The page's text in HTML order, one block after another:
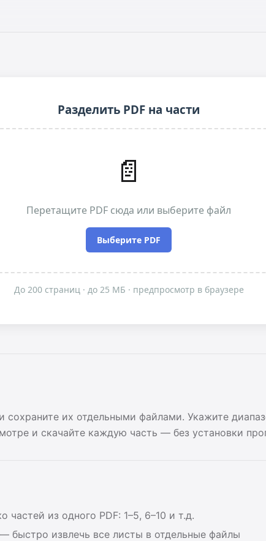
Разделить PDF на части
📄
Перетащите PDF сюда или выберите файл
Выберите PDF
До 200 страниц · до 25 МБ · предпросмотр в браузере
сохраните их отдельными файлами. Укажите
и скачайте каждую часть — без установки
частей из одного PDF: 1–5, 6–10 и т.д.
— быстро извлечь все листы в отдельные файлы